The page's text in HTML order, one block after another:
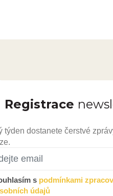
Registrace
týden dostanete čerstvé
s podmínkami
údajů